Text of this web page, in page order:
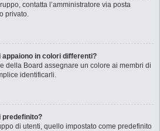
contatta l’amministratore via posta
privato.
in colori differenti?
della Board assegnare un colore ai membri di
identificarli.
predefinito?
di utenti, quello impostato come predefinito